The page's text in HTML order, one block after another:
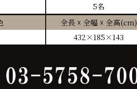
5名
全長 ☓ 全幅 ☓ 全高(cm)
432×185×143